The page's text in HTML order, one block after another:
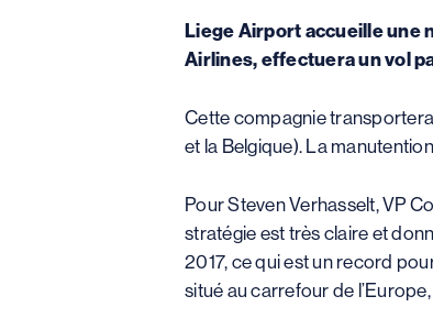
Liege Airport accueille une
Airlines, effectuera un vol
Cette compagnie
et la Belgique). La
Pour Steven Verhasselt, VP
stratégie est très claire et
2017, ce qui est un record
situé au carrefour de l’Europe,